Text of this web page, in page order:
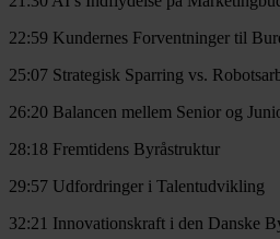
22:59 Kundernes Forventninger til
25:07 Strategisk Sparring vs.
26:20 Balancen mellem Senior og
28:18 Fremtidens Byråstruktur
29:57 Udfordringer i Talentudvikling
32:21 Innovationskraft i den Danske